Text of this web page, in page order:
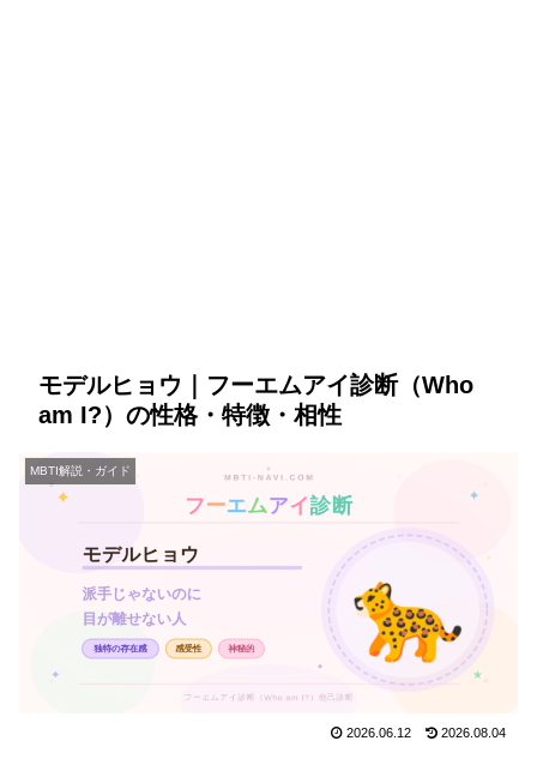
モデルヒョウ｜フーエムアイ診断（Who
am I?）の性格・特徴・相性
MBTI解説・ガイド
2026.06.12 2026.08.04